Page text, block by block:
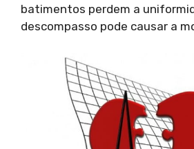
batimentos perdem a
descompasso pode causar a